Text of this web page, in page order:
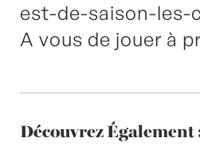
est-de-saison-
A vous de jouer à
Découvrez Également